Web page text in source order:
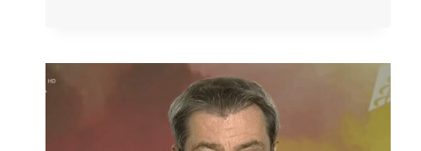
«CHEMTRAILS»